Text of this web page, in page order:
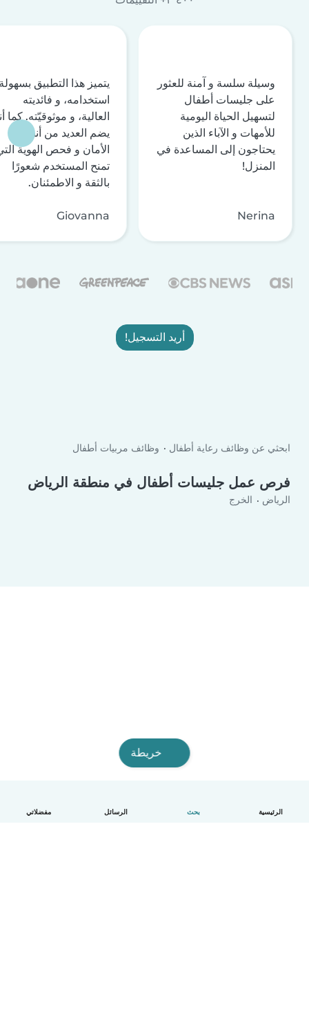
الرئيسية بحث الرسائل مفضلاتي
وسيلة سلسة و آمنة للعثور
على جليسات أطفال
لتسهيل الحياة اليومية
للأمهات و الآباء الذين
يحتاجون إلى المساعدة في
المنزل!
Nerina
يتميز هذا التطبيق
استخدامه، و فائديته
العالية، و موثوقيّته. كما
يضم العديد من أنظمة
الأمان و فحص الهوية
تمنح المستخدم شعورًا
بالثقة و الاطمئنان.
Giovanna
أريد التسجيل!
ابحثي عن وظائف رعاية أطفال وظائف مربيات أطفال
فرص عمل جليسات أطفال في منطقة الرياض‎
الرياض الخرج
خريطة